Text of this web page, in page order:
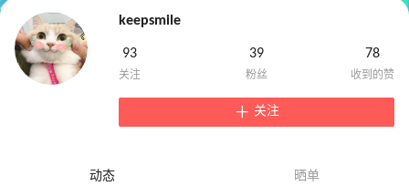
keepsmile
93 39 78
关注
动态 晒单